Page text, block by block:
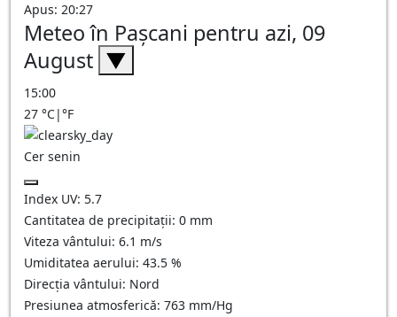
Apus: 20:27
Meteo în Paşcani pentru azi, 09
August ▼
15:00
27 °C|°F
Cer senin
Index UV: 5.7
Cantitatea de precipitații: 0 mm
Viteza vântului: 6.1 m/s
Umiditatea aerului: 43.5 %
Direcția vântului: Nord
Presiunea atmosferică: 763 mm/Hg